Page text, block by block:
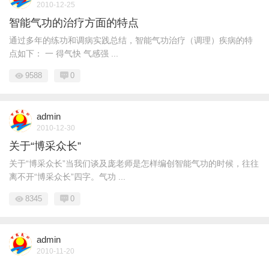
2010-12-25
智能气功的治疗方面的特点
通过多年的练功和调病实践总结，智能气功治疗（调理）疾病的特
点如下： 一 得气快 气感强 ...
9588 0
admin
2010-12-30
关于“博采众长”
关于“博采众长”当我们谈及庞老师是怎样编创智能气功的时候，往往
离不开“博采众长”四字。气功 ...
8345 0
admin
2010-11-20